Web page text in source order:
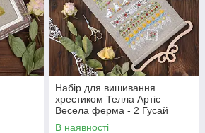
Набір для вишивання
хрестиком Телла Артіс
Весела ферма - 2 Гусай
Седишн Х-506
В наявності